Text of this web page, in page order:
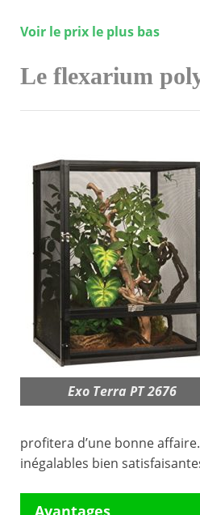
Voir le prix le plus bas
Le flexarium
Exo Terra PT 2676
profitera d’une bonne
inégalables bien